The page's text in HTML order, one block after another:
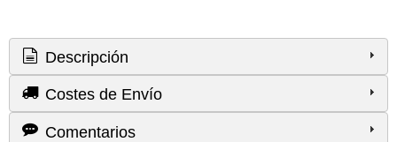
Descripción
Costes de Envío
Comentarios